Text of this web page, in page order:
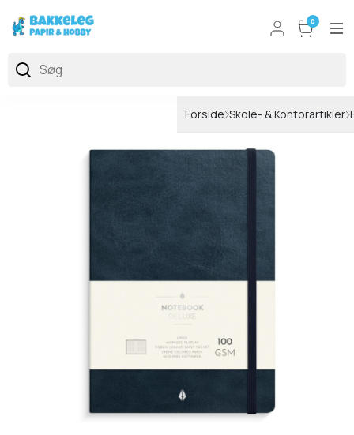
0
Forside Skole- & Kontorartikler